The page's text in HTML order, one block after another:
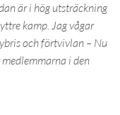
är i hög utsträckning
kamp. Jag vågar
och förtvivlan – Nu
i den